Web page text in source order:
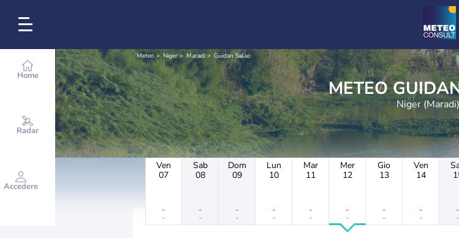
Home
Radar
Accedere
Meteo Niger Maradi Guidan Salao
METEO
Niger (Maradi)
Ven
07
-
-
Sab
08
-
-
Dom
09
-
-
Lun
10
-
-
Mar
11
-
-
Mer
12
-
-
Gio
13
-
-
Ven
14
-
-
-
-